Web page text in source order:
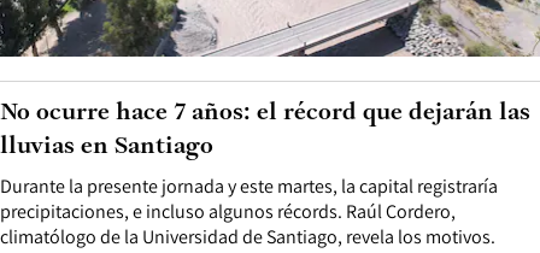
Durante la presente jornada y este martes, la capital registraría
precipitaciones, e incluso algunos récords. Raúl Cordero,
climatólogo de la Universidad de Santiago, revela los motivos.
No ocurre hace 7 años: el récord que dejarán las
lluvias en Santiago